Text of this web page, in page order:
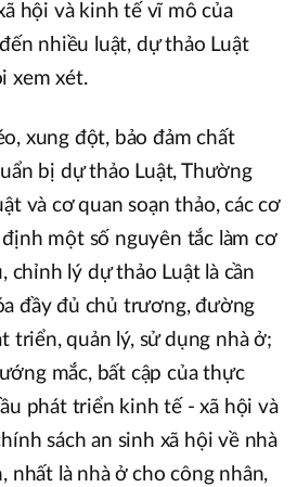
hội và kinh tế vĩ mô của
nhiều luật, dự thảo Luật
xem xét.
xung đột, bảo đảm chất
bị dự thảo Luật, Thường
và cơ quan soạn thảo, các cơ
một số nguyên tắc làm cơ
chỉnh lý dự thảo Luật là cần
đầy đủ chủ trương, đường
triển, quản lý, sử dụng nhà ở;
mắc, bất cập của thực
phát triển kinh tế - xã hội và
sách an sinh xã hội về nhà
nhất là nhà ở cho công nhân,